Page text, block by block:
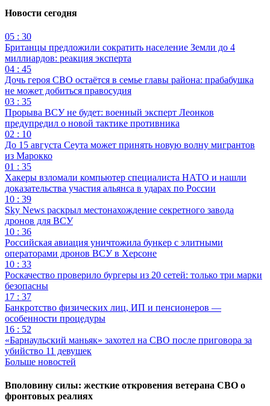
Новости сегодня
05 : 30
Британцы предложили сократить население Земли до 4
миллиардов: реакция эксперта
04 : 45
Дочь героя СВО остаётся в семье главы района: прабабушка
не может добиться правосудия
03 : 35
Прорыва ВСУ не будет: военный эксперт Леонков
предупредил о новой тактике противника
02 : 10
До 15 августа Сеута может принять новую волну мигрантов
из Марокко
01 : 35
Хакеры взломали компьютер специалиста НАТО и нашли
доказательства участия альянса в ударах по России
10 : 39
Sky News раскрыл местонахождение секретного завода
дронов для ВСУ
10 : 36
Российская авиация уничтожила бункер с элитными
операторами дронов ВСУ в Херсоне
10 : 33
Роскачество проверило бургеры из 20 сетей: только три марки
безопасны
17 : 37
Банкротство физических лиц, ИП и пенсионеров —
особенности процедуры
16 : 52
«Барнаульский маньяк» захотел на СВО после приговора за
убийство 11 девушек
Больше новостей
Вполовину силы: жесткие откровения ветерана СВО о
фронтовых реалиях